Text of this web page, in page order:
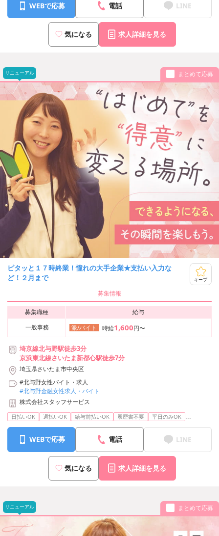
WEBで応募 電話 LINE
気になる 求人詳細を見る
リニューアル まとめて応募
ピタッと１７時終業！憧れの大手企業★支払い入力な
ど！２月まで
キープ
募集情報
募集職種
給与
一般事務
派/バイト 時給1,600円〜
埼京線北与野駅徒歩3分
京浜東北線さいたま新都心駅徒歩7分
埼玉県さいたま市中央区
#北与野女性バイト・求人
#北与野金融女性求人・バイト
株式会社スタッフサービス
日払いOK 週払いOK 給与前払いOK 履歴書不要 平日のみOK ...
WEBで応募 電話 LINE
気になる 求人詳細を見る
リニューアル まとめて応募